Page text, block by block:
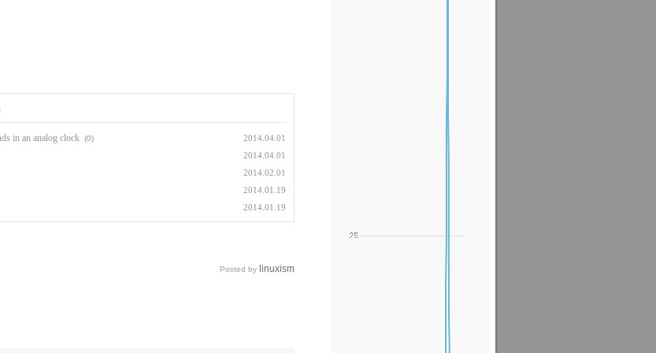
in an analog clock (0) 2014.04.01
2014.04.01
2014.02.01
2014.01.19
2014.01.19
Posted by linuxism